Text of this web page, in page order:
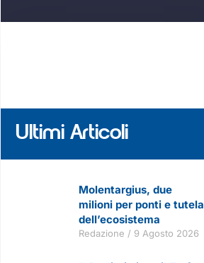
Ultimi Articoli
Molentargius, due
milioni per ponti e tutela
dell’ecosistema
Redazione 9 Agosto 2026